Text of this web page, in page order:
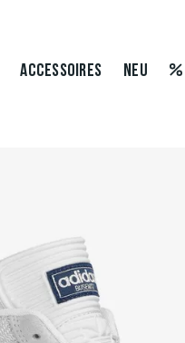
ACCESSOIRES NEU